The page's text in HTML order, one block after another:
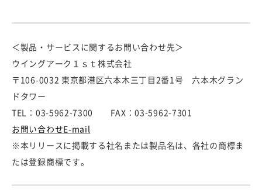
＜製品・サービスに関するお問い合わせ先＞
ウイングアーク１ｓｔ株式会社
〒106-0032 東京都港区六本木三丁目2番1号 六本木グラン
ドタワー
TEL：03-5962-7300 FAX：03-5962-7301
お問い合わせE-mail
※本リリースに掲載する社名または製品名は、各社の商標ま
たは登録商標です。